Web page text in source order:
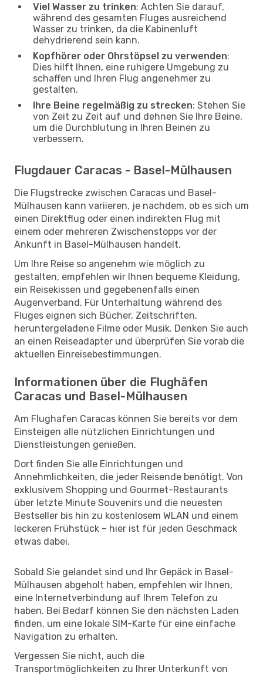
Viel Wasser zu trinken: Achten Sie darauf,
während des gesamten Fluges ausreichend
Wasser zu trinken, da die Kabinenluft
dehydrierend sein kann.
Kopfhörer oder Ohrstöpsel zu verwenden:
Dies hilft Ihnen, eine ruhigere Umgebung zu
schaffen und Ihren Flug angenehmer zu
gestalten.
Ihre Beine regelmäßig zu strecken: Stehen Sie
von Zeit zu Zeit auf und dehnen Sie Ihre Beine,
um die Durchblutung in Ihren Beinen zu
verbessern.
Flugdauer Caracas - Basel-Mülhausen
Die Flugstrecke zwischen Caracas und Basel-
Mülhausen kann variieren, je nachdem, ob es sich um
einen Direktflug oder einen indirekten Flug mit
einem oder mehreren Zwischenstopps vor der
Ankunft in Basel-Mülhausen handelt.
Um Ihre Reise so angenehm wie möglich zu
gestalten, empfehlen wir Ihnen bequeme Kleidung,
ein Reisekissen und gegebenenfalls einen
Augenverband. Für Unterhaltung während des
Fluges eignen sich Bücher, Zeitschriften,
heruntergeladene Filme oder Musik. Denken Sie auch
an einen Reiseadapter und überprüfen Sie vorab die
aktuellen Einreisebestimmungen.
Informationen über die Flughäfen
Caracas und Basel-Mülhausen
Am Flughafen Caracas können Sie bereits vor dem
Einsteigen alle nützlichen Einrichtungen und
Dienstleistungen genießen.
Dort finden Sie alle Einrichtungen und
Annehmlichkeiten, die jeder Reisende benötigt. Von
exklusivem Shopping und Gourmet-Restaurants
über letzte Minute Souvenirs und die neuesten
Bestseller bis hin zu kostenlosem WLAN und einem
leckeren Frühstück – hier ist für jeden Geschmack
etwas dabei.
Sobald Sie gelandet sind und Ihr Gepäck in Basel-
Mülhausen abgeholt haben, empfehlen wir Ihnen,
eine Internetverbindung auf Ihrem Telefon zu
haben. Bei Bedarf können Sie den nächsten Laden
finden, um eine lokale SIM-Karte für eine einfache
Navigation zu erhalten.
Vergessen Sie nicht, auch die
Transportmöglichkeiten zu Ihrer Unterkunft von